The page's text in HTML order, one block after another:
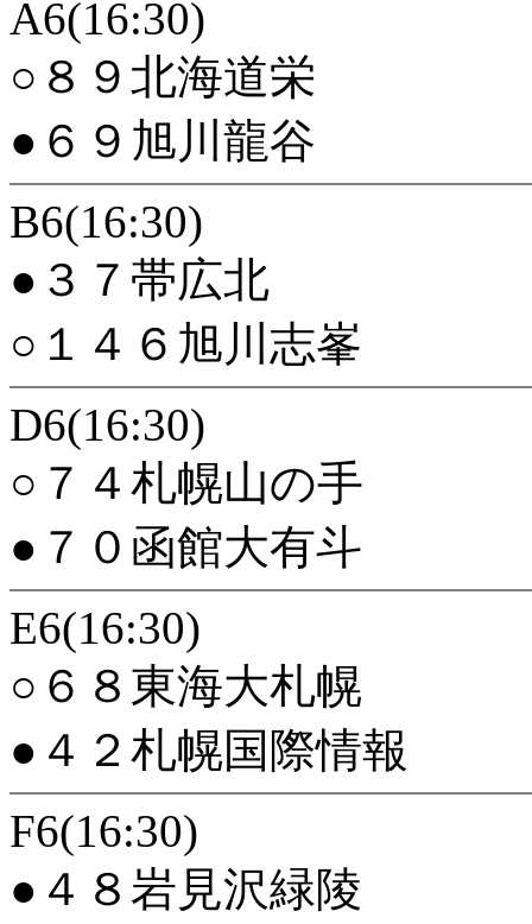
A6(16:30)
○８９北海道栄
●６９旭川龍谷
B6(16:30)
●３７帯広北
○１４６旭川志峯
D6(16:30)
○７４札幌山の手
●７０函館大有斗
E6(16:30)
○６８東海大札幌
●４２札幌国際情報
F6(16:30)
●４８岩見沢緑陵